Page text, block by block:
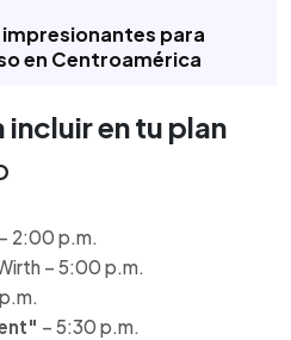
para
en Centroamérica
en tu plan
– 2:00 p.m.
– 5:00 p.m.
– 5:30 p.m.